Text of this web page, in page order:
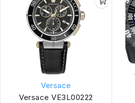
Versace
Versace VE3L00222